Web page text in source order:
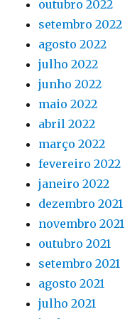
outubro 2022
setembro 2022
agosto 2022
julho 2022
junho 2022
maio 2022
abril 2022
março 2022
fevereiro 2022
janeiro 2022
dezembro 2021
novembro 2021
outubro 2021
setembro 2021
agosto 2021
julho 2021